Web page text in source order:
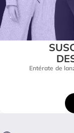
Entérate de